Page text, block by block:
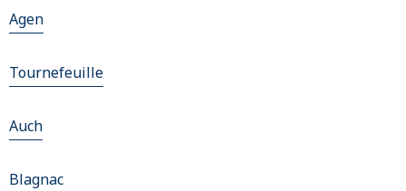
Agen
Tournefeuille
Auch
Blagnac